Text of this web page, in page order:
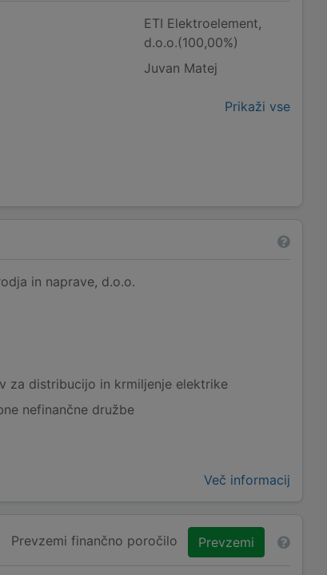
ETI Elektroelement,
d.o.o.(100,00%)
Juvan Matej
Prikaži vse
in naprave, d.o.o.
za distribucijo in krmiljenje elektrike
nefinančne družbe
Več informacij
Prevzemi finančno poročilo Prevzemi